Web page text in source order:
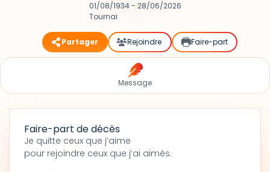
01/08/1934 - 28/06/2026
Tournai
Partager Rejoindre Faire-part
Message
Faire-part de décès
Je quitte ceux que j’aime
pour rejoindre ceux que j’ai aimés.